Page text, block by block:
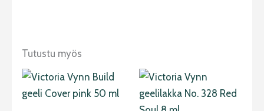
Tutustu myös